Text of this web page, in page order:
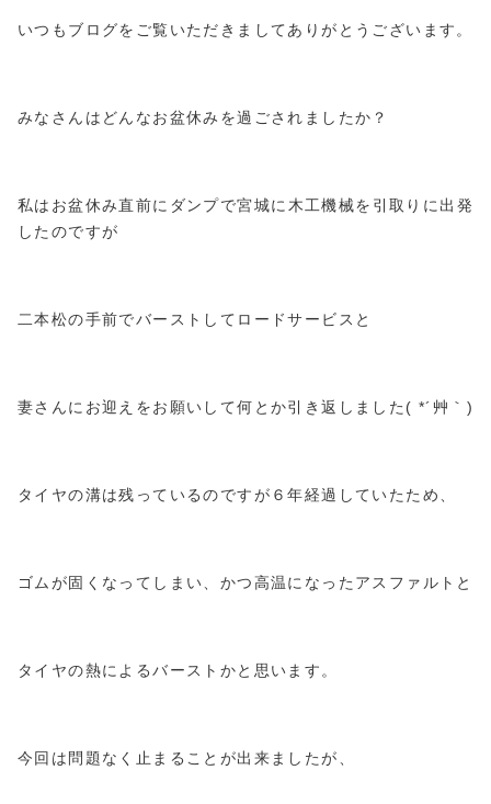
いつもブログをご覧いただきましてありがとうございます。
みなさんはどんなお盆休みを過ごされましたか？
私はお盆休み直前にダンプで宮城に木工機械を引取りに出発
したのですが
二本松の手前でバーストしてロードサービスと
妻さんにお迎えをお願いして何とか引き返しました( *´艸｀)
タイヤの溝は残っているのですが６年経過していたため、
ゴムが固くなってしまい、かつ高温になったアスファルトと
タイヤの熱によるバーストかと思います。
今回は問題なく止まることが出来ましたが、